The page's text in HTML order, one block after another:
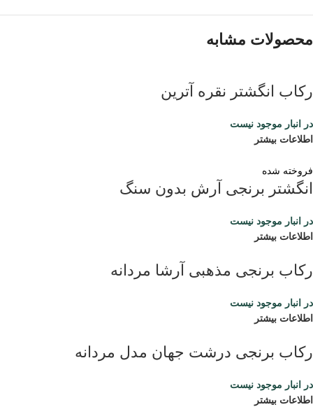
محصولات مشابه
رکاب انگشتر نقره آترین
در انبار موجود نیست
اطلاعات بیشتر
فروخته شده
انگشتر برنجی آرش بدون سنگ
در انبار موجود نیست
اطلاعات بیشتر
رکاب برنجی مذهبی آرشا مردانه
در انبار موجود نیست
اطلاعات بیشتر
رکاب برنجی درشت جهان مدل مردانه
در انبار موجود نیست
اطلاعات بیشتر